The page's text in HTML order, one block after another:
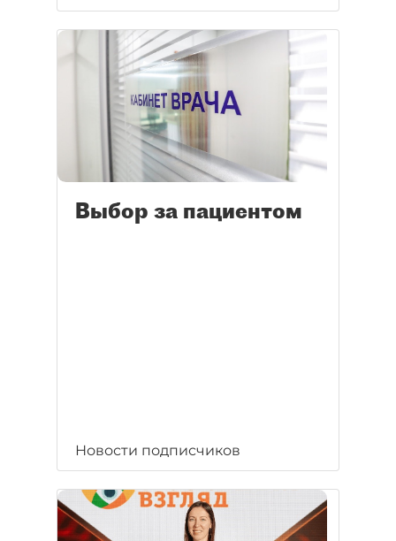
Выбор за пациентом
Новости подписчиков